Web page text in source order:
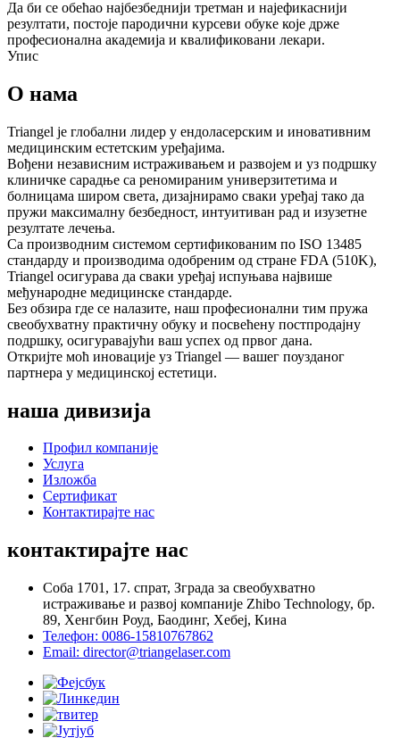
Да би се обећао најбезбеднији третман и најефикаснији
резултати, постоје пародични курсеви обуке које држе
професионална академија и квалификовани лекари.
Упис
О нама
Triangel је глобални лидер у ендоласерским и иновативним
медицинским естетским уређајима.
Вођени независним истраживањем и развојем и уз подршку
клиничке сарадње са реномираним универзитетима и
болницама широм света, дизајнирамо сваки уређај тако да
пружи максималну безбедност, интуитиван рад и изузетне
резултате лечења.
Са производним системом сертификованим по ISO 13485
стандарду и производима одобреним од стране FDA (510K),
Triangel осигурава да сваки уређај испуњава највише
међународне медицинске стандарде.
Без обзира где се налазите, наш професионални тим пружа
свеобухватну практичну обуку и посвећену постпродајну
подршку, осигуравајући ваш успех од првог дана.
Откријте моћ иновације уз Triangel — вашег поузданог
партнера у медицинској естетици.
наша дивизија
Профил компаније
Услуга
Изложба
Сертификат
Контактирајте нас
контактирајте нас
Соба 1701, 17. спрат, Зграда за свеобухватно
истраживање и развој компаније Zhibo Technology, бр.
89, Хенгбин Роуд, Баодинг, Хебеј, Кина
Телефон: 0086-15810767862
Email: director@triangelaser.com